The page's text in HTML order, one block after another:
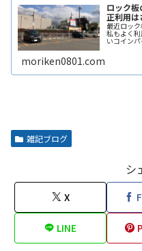
ロック
正利用は
最近ロッ
私もよく
いコイン
敬遠して
ク板のな
と不正に
moriken0801.com
雑記ブログ
シ
X
LINE